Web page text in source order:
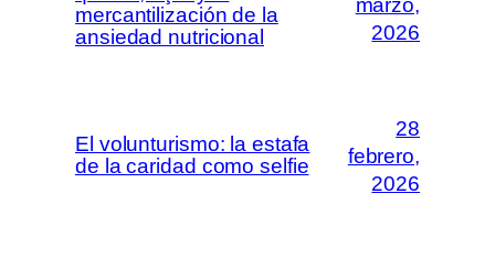
mercantilización de la
ansiedad nutricional
marzo,
2026
El volunturismo: la estafa
de la caridad como selfie
28
febrero,
2026